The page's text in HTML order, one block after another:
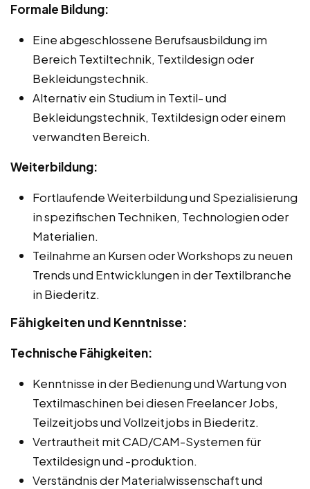
Formale Bildung:
Eine abgeschlossene Berufsausbildung im
Bereich Textiltechnik, Textildesign oder
Bekleidungstechnik.
Alternativ ein Studium in Textil- und
Bekleidungstechnik, Textildesign oder einem
verwandten Bereich.
Weiterbildung:
Fortlaufende Weiterbildung und Spezialisierung
in spezifischen Techniken, Technologien oder
Materialien.
Teilnahme an Kursen oder Workshops zu neuen
Trends und Entwicklungen in der Textilbranche
in Biederitz.
Fähigkeiten und Kenntnisse:
Technische Fähigkeiten:
Kenntnisse in der Bedienung und Wartung von
Textilmaschinen bei diesen Freelancer Jobs,
Teilzeitjobs und Vollzeitjobs in Biederitz.
Vertrautheit mit CAD/CAM-Systemen für
Textildesign und -produktion.
Verständnis der Materialwissenschaft und